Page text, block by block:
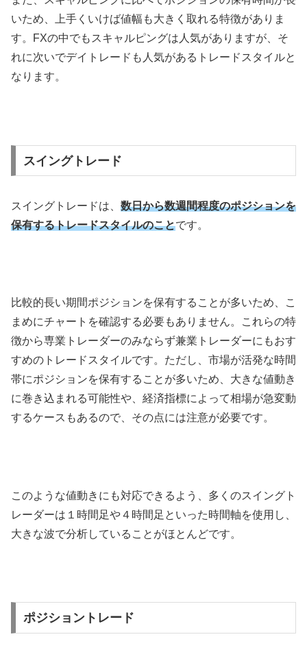
いため、上手くいけば値幅も大きく取れる特徴がありま
す。
FXの中でもスキャルピングは人気がありますが、そ
れに次いでデイトレードも人気があるトレードスタイルと
なります。
スイングトレード
スイングトレードは、 数日から数週間程度のポジションを
保有するトレードスタイルのことです。
比較的長い期間ポジションを保有することが多いため、こ
まめにチャートを確認する必要もありません。これらの特
徴から専業トレーダーのみならず兼業トレーダーにもおす
すめのトレードスタイルです。ただし、市場が活発な時間
帯にポジションを保有することが多いため、大きな値動き
に巻き込まれる可能性や、経済指標によって相場が急変動
するケースもあるので、その点には注意が必要です。
このような値動きにも対応できるよう、多くのスイングト
レーダーは１時間足や４時間足といった時間軸を使用し、
大きな波で分析していることがほとんどです。
ポジショントレード